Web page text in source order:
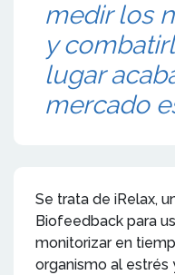
medir los
y
lugar
mercado
Se trata de iRelax,
Biofeedback para
monitorizar en
organismo al estrés